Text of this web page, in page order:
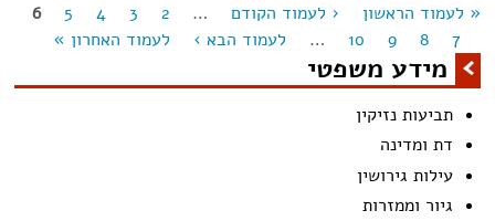
« לעמוד הראשון ‹ לעמוד הקודם …
2
3
4
5
6
7
8
9
10
… לעמוד הבא › לעמוד האחרון »
מידע משפטי
תביעות נזיקין
דת ומדינה
עילות גירושין
גיור וממזרות